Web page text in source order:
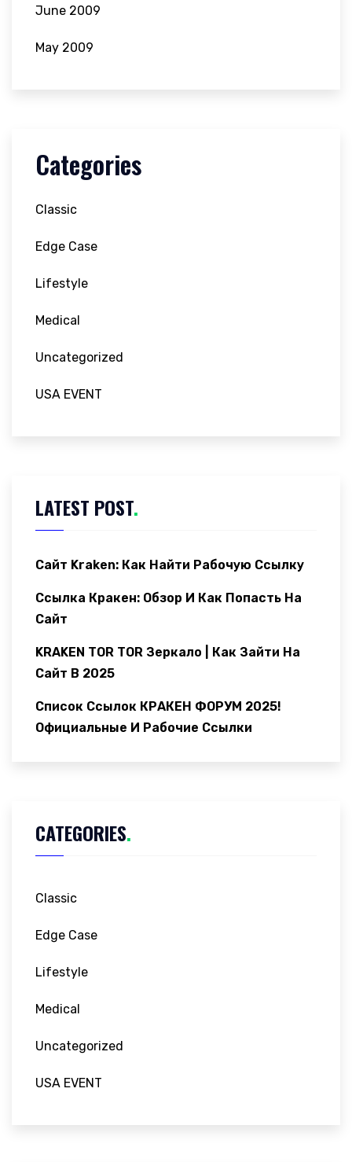
June 2009
May 2009
Categories
Classic
Edge Case
Lifestyle
Medical
Uncategorized
USA EVENT
LATEST POST.
Сайт Kraken: Как Найти Рабочую Ссылку
Ссылка Кракен: Обзор И Как Попасть На
Сайт
KRAKEN TOR TOR Зеркало | Как Зайти На
Сайт В 2025
Список Ссылок КРАКЕН ФОРУМ 2025!
Официальные И Рабочие Ссылки
CATEGORIES.
Classic
Edge Case
Lifestyle
Medical
Uncategorized
USA EVENT